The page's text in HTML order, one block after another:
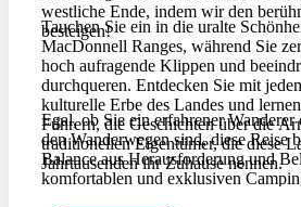
westliche Ende, indem wir den
besteigen!
Tauchen Sie ein in die uralte
MacDonnell Ranges, während Sie
hoch aufragende Klippen und
durchqueren. Entdecken Sie mit
kulturelle Erbe des Landes und
Führern, die Geschichten über die
traditionellen Eigentümer, die diese
Jahrtausenden ihr Zuhause nennen.
Egal, ob Sie ein erfahrener
den Wanderwegen sind, diese Reise
Balance aus Herausforderung und
komfortablen und exklusiven